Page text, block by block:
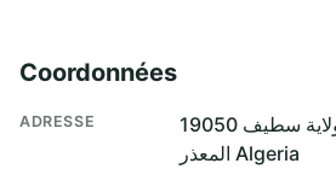
Coordonnées
ADRESSE
المعذر بلدية قلال ولاية سطيف 19050
المعذر Algeria